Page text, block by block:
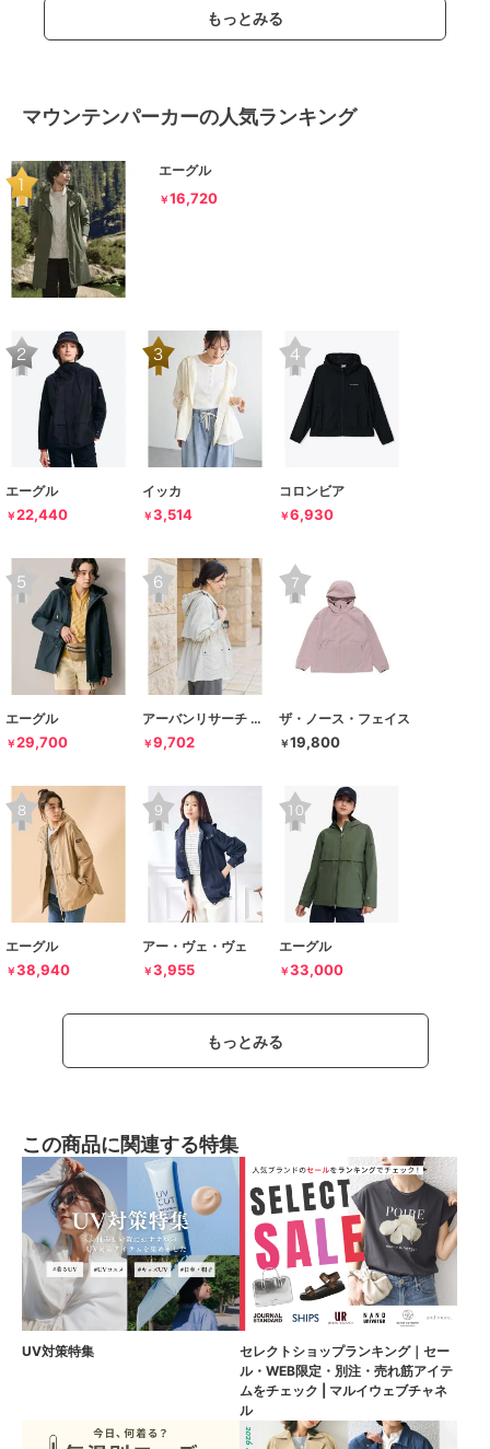
もっとみる
マウンテンパーカーの人気ランキング
エーグル
￥16,720
エーグル
￥22,440
イッカ
￥3,514
コロンビア
￥6,930
エーグル
￥29,700
アーバンリサーチ ドアーズ
￥9,702
ザ・ノース・フェイス
￥19,800
エーグル
￥38,940
アー・ヴェ・ヴェ
￥3,955
エーグル
￥33,000
もっとみる
この商品に関連する特集
UV対策特集
セレクトショップランキング｜セー
ル・WEB限定・別注・売れ筋アイテ
ムをチェック | マルイウェブチャネ
ル